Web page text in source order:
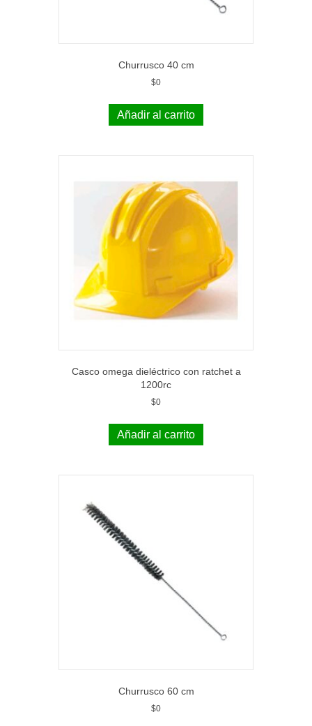
Churrusco 40 cm
$0
Añadir al carrito
Casco omega dieléctrico con ratchet a
1200rc
$0
Añadir al carrito
Churrusco 60 cm
$0